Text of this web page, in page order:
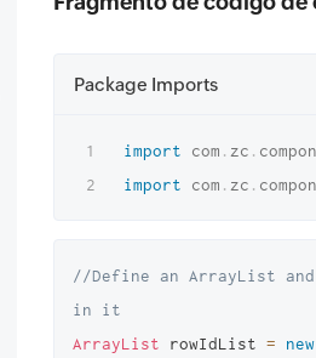
Package Imports
import com . zc .
import
com . zc .
//Define an ArrayList
in it
ArrayList rowIdList = new